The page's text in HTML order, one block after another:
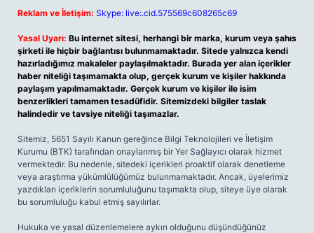
Reklam ve İletişim: Skype: live:.cid.575569c608265c69
Yasal Uyarı: Bu internet sitesi, herhangi bir marka, kurum veya şahıs
şirketi ile hiçbir bağlantısı bulunmamaktadır. Sitede yalnızca kendi
hazırladığımız makaleler paylaşılmaktadır. Burada yer alan içerikler
haber niteliği taşımamakta olup, gerçek kurum ve kişiler hakkında
paylaşım yapılmamaktadır. Gerçek kurum ve kişiler ile isim
benzerlikleri tamamen tesadüfidir. Sitemizdeki bilgiler taslak
halindedir ve tavsiye niteliği taşımazlar.
Sitemiz, 5651 Sayılı Kanun gereğince Bilgi Teknolojileri ve İletişim
Kurumu (BTK) tarafından onaylanmış bir Yer Sağlayıcı olarak hizmet
vermektedir. Bu nedenle, sitedeki içerikleri proaktif olarak denetleme
veya araştırma yükümlülüğümüz bulunmamaktadır. Ancak, üyelerimiz
yazdıkları içeriklerin sorumluluğunu taşımakta olup, siteye üye olarak
bu sorumluluğu kabul etmiş sayılırlar.
Hukuka ve yasal düzenlemelere aykırı olduğunu düşündüğünüz